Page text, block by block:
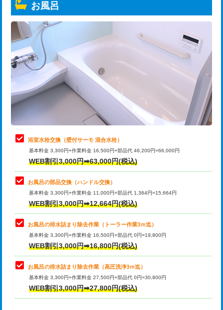
トーラー機使用/3mまで
追加トーラー機使用/3m超え
カメラ調査 33,000円
桝清掃 8,800円
止水・漏水調査・防水処理・清掃・修
理・調整・分解・加工など（軽作業）
止水・漏水調査・防水処理・清掃・修
理・調整・分解・加工など（中作業）
22,000円
止水・漏水調査・防水処理・清掃・修
理・調整・分解・加工など（重作業）
33,000円
トイレタンク脱着
トイレ便器脱着
タンクレストイレ脱着 33,000円
小便器トイレ脱着
その他部品の脱着 8,800円～
交換・取付（タンク）
お風呂
浴室水栓交換（壁付サーモ 混合水栓）
基本料金 3,300円+作業料金 16,500円+部品代 46,200円=66,000円
WEB割引3,000円➡63,000円(税込)
お風呂の部品交換（ハンドル交換）
基本料金 3,300円+作業料金 11,000円+部品代 1,364円=15,664円
WEB割引3,000円➡12,664円(税込)
お風呂の排水詰まり除去作業（トーラー作業3ｍ迄）
基本料金 3,300円+作業料金 16,500円+部品代 0円=19,800円
WEB割引3,000円➡16,800円(税込)
お風呂の排水詰まり除去作業（高圧洗浄3ｍ迄）
基本料金 3,300円+作業料金 27,500円+部品代 0円=30,800円
WEB割引3,000円➡27,800円(税込)